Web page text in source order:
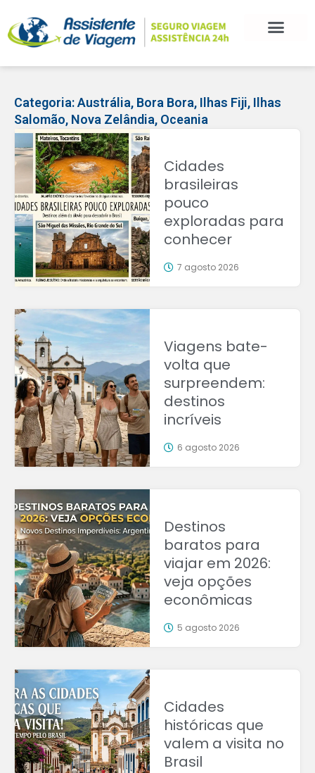
Categoria:Austrália, Bora Bora, Ilhas Fiji, Ilhas
Salomão, Nova Zelândia, Oceania
Cidades
brasileiras
pouco
exploradas para
conhecer
7 agosto 2026
Viagens bate-
volta que
surpreendem:
destinos
incríveis
6 agosto 2026
Destinos
baratos para
viajar em 2026:
veja opções
econômicas
5 agosto 2026
Cidades
históricas que
valem a visita no
Brasil